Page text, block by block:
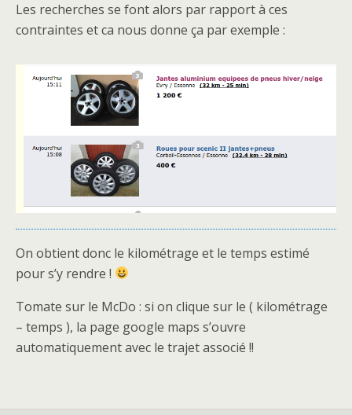
Les recherches se font alors par rapport à ces
contraintes et ca nous donne ça par exemple :
On obtient donc le kilométrage et le temps estimé
pour s’y rendre !
Tomate sur le McDo : si on clique sur le ( kilométrage
– temps ), la page google maps s’ouvre
automatiquement avec le trajet associé !!